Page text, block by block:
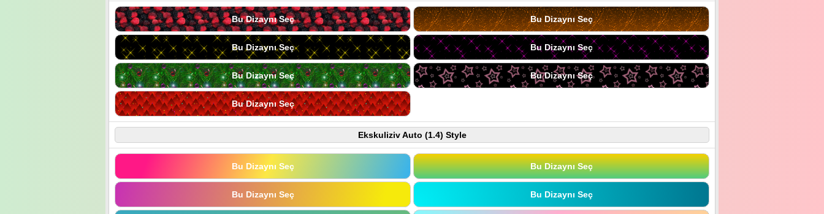
Bu Dizaynı Seç Bu Dizaynı Seç
Bu Dizaynı Seç Bu Dizaynı Seç
Bu Dizaynı Seç Bu Dizaynı Seç
Bu Dizaynı Seç
Ekskuliziv Auto (1.4) Style
Bu Dizaynı Seç Bu Dizaynı Seç
Bu Dizaynı Seç Bu Dizaynı Seç